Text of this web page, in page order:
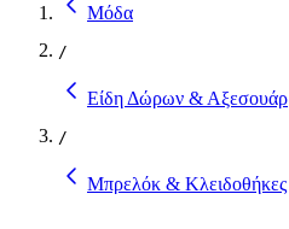
Μόδα
/
Είδη Δώρων & Αξεσουάρ
/
Μπρελόκ & Κλειδοθήκες